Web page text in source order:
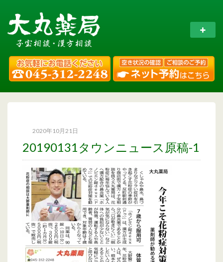
2020年10月21日
20190131タウンニュース原稿-1